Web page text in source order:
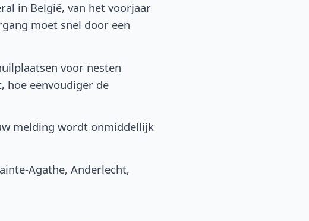
in België, van het voorjaar
moet snel door een
voor nesten
hoe eenvoudiger de
melding wordt onmiddellijk
Agathe, Anderlecht,